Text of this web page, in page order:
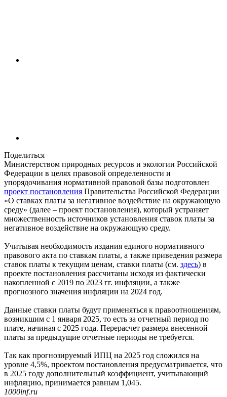
Поделиться
Министерством природных ресурсов и экологии Российской
Федерации в целях правовой определенности и
упорядочивания нормативной правовой базы подготовлен
проект постановления Правительства Российской Федерации
«О ставках платы за негативное воздействие на окружающую
среду» (далее – проект постановления), который устраняет
множественность источников установления ставок платы за
негативное воздействие на окружающую среду.
Учитывая необходимость издания единого нормативного
правового акта по ставкам платы, а также приведения размера
ставок платы к текущим ценам, ставки платы (см. здесь) в
проекте постановления рассчитаны исходя из фактически
накопленной с 2019 по 2023 гг. инфляции, а также
прогнозного значения инфляции на 2024 год.
Данные ставки платы будут применяться к правоотношениям,
возникшим с 1 января 2025, то есть за отчетный период по
плате, начиная с 2025 года. Перерасчет размера внесенной
платы за предыдущие отчетные периоды не требуется.
Так как прогнозируемый ИПЦ на 2025 год сложился на
уровне 4,5%, проектом постановления предусматривается, что
в 2025 году дополнительный коэффициент, учитывающий
инфляцию, принимается равным 1,045.
1000inf.ru